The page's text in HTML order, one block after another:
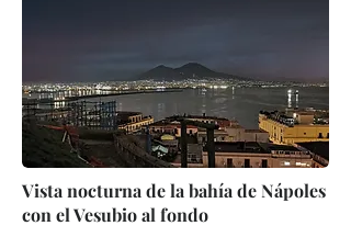
Vista nocturna de la bahía de Nápoles
con el Vesubio al fondo